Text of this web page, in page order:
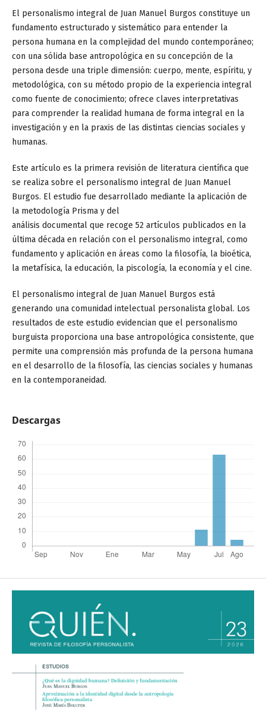
El personalismo integral de Juan Manuel Burgos constituye un
fundamento estructurado y sistemático para entender la
persona humana en la complejidad del mundo contemporáneo;
con una sólida base antropológica en su concepción de la
persona desde una triple dimensión: cuerpo, mente, espíritu, y
metodológica, con su método propio de la experiencia integral
como fuente de conocimiento; ofrece claves interpretativas
para comprender la realidad humana de forma integral en la
investigación y en la praxis de las distintas ciencias sociales y
humanas.
Este artículo es la primera revisión de literatura científica que
se realiza sobre el personalismo integral de Juan Manuel
Burgos. El estudio fue desarrollado mediante la aplicación de
la metodología Prisma y del
análisis documental que recoge 52 artículos publicados en la
última década en relación con el personalismo integral, como
fundamento y aplicación en áreas como la filosofía, la bioética,
la metafísica, la educación, la piscología, la economía y el cine.
El personalismo integral de Juan Manuel Burgos está
generando una comunidad intelectual personalista global. Los
resultados de este estudio evidencian que el personalismo
burguista proporciona una base antropológica consistente, que
permite una comprensión más profunda de la persona humana
en el desarrollo de la filosofía, las ciencias sociales y humanas
en la contemporaneidad.
Descargas